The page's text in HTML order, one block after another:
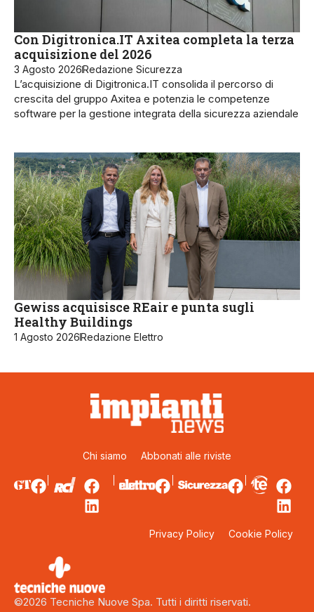
Con Digitronica.IT Axitea completa la terza
acquisizione del 2026
3 Agosto 2026 Redazione Sicurezza
L’acquisizione di Digitronica.IT consolida il percorso di
crescita del gruppo Axitea e potenzia le competenze
software per la gestione integrata della sicurezza aziendale
Gewiss acquisisce REair e punta sugli
Healthy Buildings
1 Agosto 2026Redazione Elettro
Chi siamo Abbonati alle riviste
Privacy Policy Cookie Policy
©2026 Tecniche Nuove Spa. Tutti i diritti riservati.